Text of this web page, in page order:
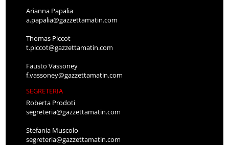
Arianna Papalia
a.papalia@gazzettamatin.com
Thomas Piccot
t.piccot@gazzettamatin.com
Fausto Vassoney
f.vassoney@gazzettamatin.com
SEGRETERIA
Roberta Prodoti
segreteria@gazzettamatin.com
Stefania Muscolo
segreteria@gazzettamatin.com